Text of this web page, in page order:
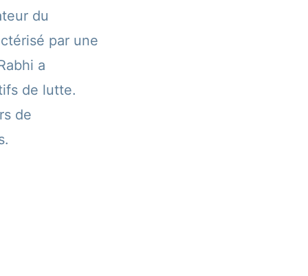
du
par une
a
de lutte.
de